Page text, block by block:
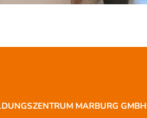
MARBURG GMBH